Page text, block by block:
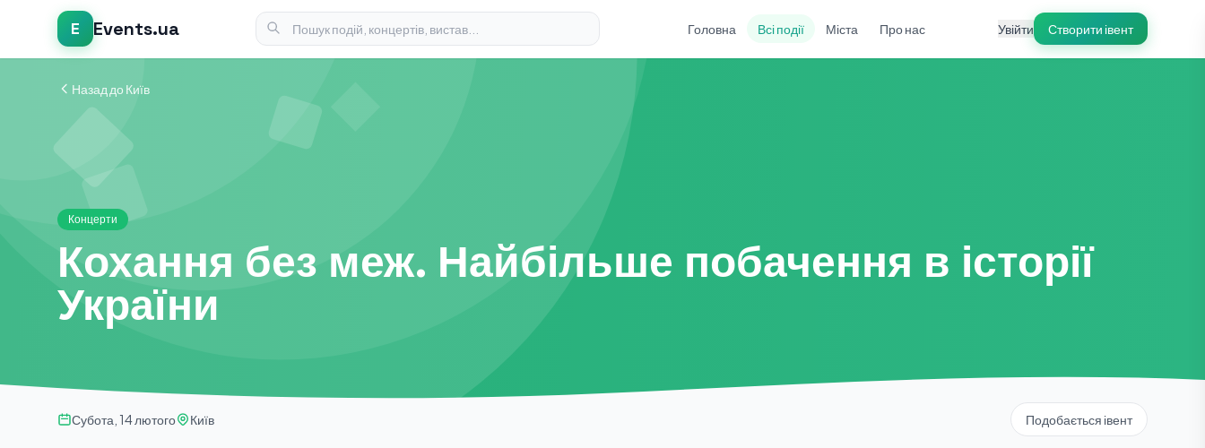
E Events.ua Головна Всі події Міста Про нас Увійти Створити івент
Назад до Київ
Концерти
Кохання без меж. Найбільше побачення в історії
України
Субота, 14 лютого Київ Подобається івент